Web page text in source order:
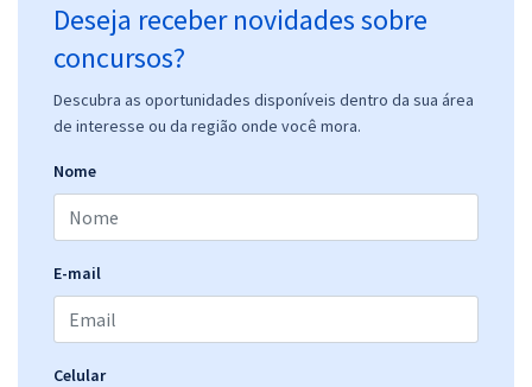
Deseja receber novidades sobre
concursos?
Descubra as oportunidades disponíveis dentro da sua área
de interesse ou da região onde você mora.
Nome
E-mail
Celular